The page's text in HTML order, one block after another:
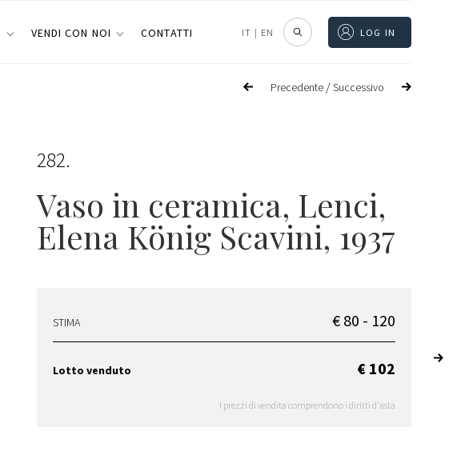
VENDI CON NOI CONTATTI IT | EN LOG IN
Precedente /Successivo
282
Vaso in ceramica, Lenci,
Elena König Scavini, 1937
STIMA € 80 - 120
Lotto venduto € 102
I prezzi di vendita comprendono i diritti d'asta